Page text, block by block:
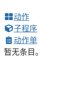
动作
子程序
动作单
暂无条目。